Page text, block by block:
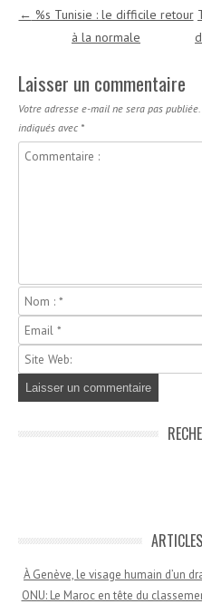
Navigation des articles
← %s Tunisie : le difficile retour
à la normale
Laisser un commentaire
Votre adresse e-mail ne sera pas publiée.
indiqués avec *
À Genève, le visage humain d’un
ONU: Le Maroc en tête du